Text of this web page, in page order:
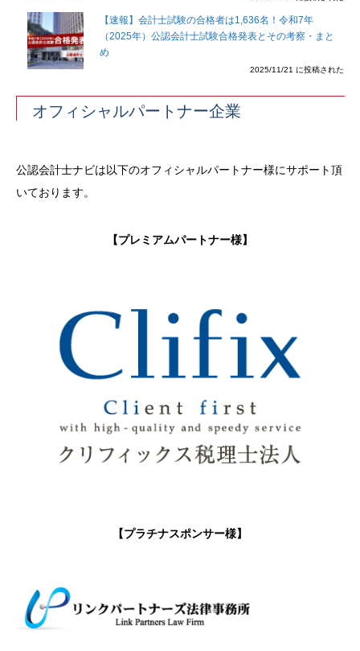
【速報】会計士試験の合格者は1,636名！令和7年
（2025年）公認会計士試験合格発表とその考察・まと
め
2025/11/21 に投稿された
オフィシャルパートナー企業
公認会計士ナビは以下のオフィシャルパートナー様にサポート頂
いております。
【プレミアムパートナー様】
【プラチナスポンサー様】